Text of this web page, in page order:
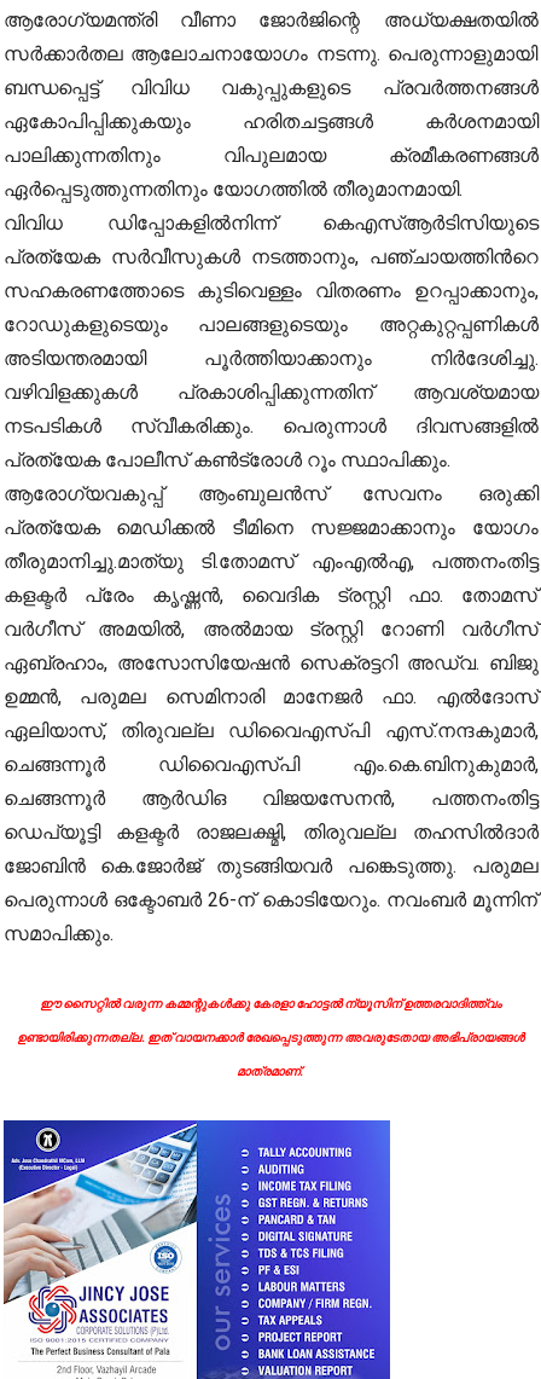
ആരോഗ്യമന്ത്രി വീണാ ജോർജിന്റെ അധ്യക്ഷതയിൽ
സർക്കാർതല ആലോചനായോഗം നടന്നു. പെരുന്നാളുമായി
ബന്ധപ്പെട്ട് വിവിധ വകുപ്പുകളുടെ പ്രവർത്തനങ്ങൾ
ഏകോപിപ്പിക്കുകയും ഹരിതചട്ടങ്ങൾ കർശനമായി
പാലിക്കുന്നതിനും വിപുലമായ ക്രമീകരണങ്ങൾ
ഏർപ്പെടുത്തുന്നതിനും യോഗത്തിൽ തീരുമാനമായി.
വിവിധ ഡിപ്പോകളിൽനിന്ന് കെഎസ്ആർടിസിയുടെ
പ്രത്യേക സർവീസുകൾ നടത്താനും, പഞ്ചായത്തിന്‍റെ
സഹകരണത്തോടെ കുടിവെള്ളം വിതരണം ഉറപ്പാക്കാനും,
റോഡുകളുടെയും പാലങ്ങളുടെയും അറ്റകുറ്റപ്പണികൾ
അടിയന്തരമായി പൂർത്തിയാക്കാനും നിർദേശിച്ചു.
വഴിവിളക്കുകൾ പ്രകാശിപ്പിക്കുന്നതിന് ആവശ്യമായ
നടപടികൾ സ്വീകരിക്കും. പെരുന്നാൾ ദിവസങ്ങളിൽ
പ്രത്യേക പോലീസ് കൺട്രോൾ റൂം സ്ഥാപിക്കും.
ആരോഗ്യവകുപ്പ് ആംബുലൻസ് സേവനം ഒരുക്കി
പ്രത്യേക മെഡിക്കൽ ടീമിനെ സജ്ജമാക്കാനും യോഗം
തീരുമാനിച്ചു.മാത്യു ടി.തോമസ് എംഎൽഎ, പത്തനംതിട്ട
കളക്ടർ പ്രേം കൃഷ്ണൻ, വൈദിക ട്രസ്റ്റി ഫാ. തോമസ്
വർഗീസ് അമയിൽ, അൽമായ ട്രസ്റ്റി റോണി വർഗീസ്
ഏബ്രഹാം, അസോസിയേഷൻ സെക്രട്ടറി അഡ്വ. ബിജു
ഉമ്മൻ, പരുമല സെമിനാരി മാനേജർ ഫാ. എൽദോസ്
ഏലിയാസ്, തിരുവല്ല ഡിവൈഎസ്‍പി എസ്.നന്ദകുമാർ,
ചെങ്ങന്നൂർ ഡിവൈഎസ്‍പി എം.കെ.ബിനുകുമാർ,
ചെങ്ങന്നൂർ ആർഡിഒ വിജയസേനൻ, പത്തനംതിട്ട
ഡെപ്യൂട്ടി കളക്ടർ രാജലക്ഷ്മി, തിരുവല്ല തഹസിൽദാർ
ജോബിൻ കെ.ജോർജ് തുടങ്ങിയവർ പങ്കെടുത്തു. പരുമല
പെരുന്നാൾ ഒക്ടോബർ 26-ന് കൊടിയേറും. നവംബർ മൂന്നിന്
സമാപിക്കും.
ഈ സൈറ്റിൽ വരുന്ന കമ്മന്റുകൾക്കു കേരളാ ഹോട്ടൽ ന്യൂസിന് ഉത്തരവാദിത്ത്വം
ഉണ്ടായിരിക്കുന്നതല്ല. ഇത് വായനക്കാർ രേഖപ്പെടുത്തുന്ന അവരുടേതായ അഭിപ്രായങ്ങൾ
മാത്രമാണ്.